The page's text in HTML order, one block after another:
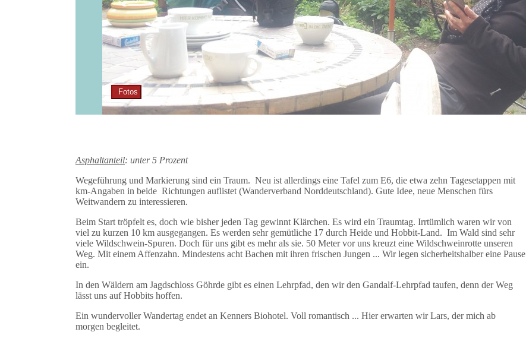
Fotos
Asphaltanteil: unter 5 Prozent
Wegeführung und Markierung sind ein Traum. Neu ist allerdings eine Tafel zum E6, die etwa zehn Tagesetappen mit
km-Angaben in beide Richtungen auflistet (Wanderverband Norddeutschland). Gute Idee, neue Menschen fürs
Weitwandern zu interessieren.
Beim Start tröpfelt es, doch wie bisher jeden Tag gewinnt Klärchen. Es wird ein Traumtag. Irrtümlich waren wir von
viel zu kurzen 10 km ausgegangen. Es werden sehr gemütliche 17 durch Heide und Hobbit-Land. Im Wald sind sehr
viele Wildschwein-Spuren. Doch für uns gibt es mehr als sie. 50 Meter vor uns kreuzt eine Wildschweinrotte unseren
Weg. Mit einem Affenzahn. Mindestens acht Bachen mit ihren frischen Jungen ... Wir legen sicherheitshalber eine Pause
ein.
In den Wäldern am Jagdschloss Göhrde gibt es einen Lehrpfad, den wir den Gandalf-Lehrpfad taufen, denn der Weg
lässt uns auf Hobbits hoffen.
Ein wundervoller Wandertag endet an Kenners Biohotel. Voll romantisch ... Hier erwarten wir Lars, der mich ab
morgen begleitet.